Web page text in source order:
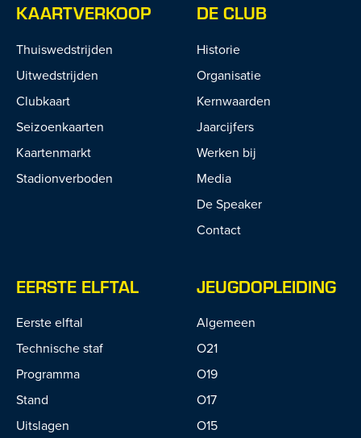
KAARTVERKOOP
Thuiswedstrijden
Uitwedstrijden
Clubkaart
Seizoenkaarten
Kaartenmarkt
Stadionverboden
DE CLUB
Historie
Organisatie
Kernwaarden
Jaarcijfers
Werken bij
Media
De Speaker
Contact
EERSTE ELFTAL
Eerste elftal
Technische staf
Programma
Stand
Uitslagen
JEUGDOPLEIDING
Algemeen
O21
O19
O17
O15